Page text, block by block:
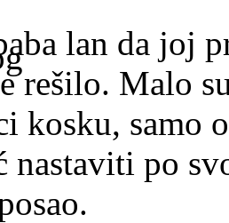
lan da joj
rešilo. Malo
kosku, samo
nastaviti po